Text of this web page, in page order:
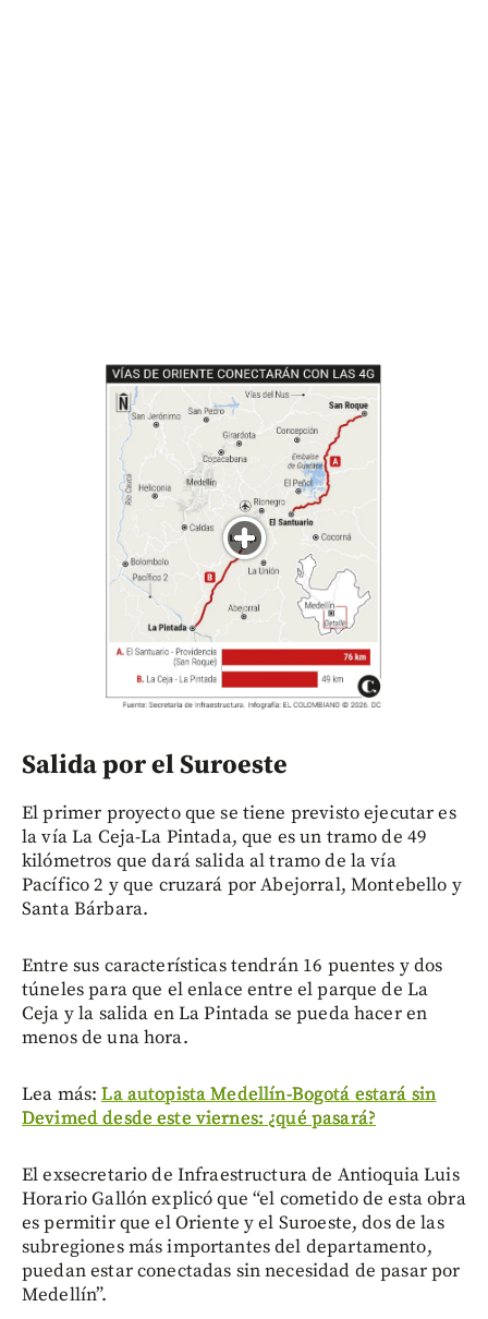
Salida por el Suroeste
El primer proyecto que se tiene previsto ejecutar es
la vía La Ceja-La Pintada, que es un tramo de 49
kilómetros que dará salida al tramo de la vía
Pacífico 2 y que cruzará por Abejorral, Montebello y
Santa Bárbara.
Entre sus características tendrán 16 puentes y dos
túneles para que el enlace entre el parque de La
Ceja y la salida en La Pintada se pueda hacer en
menos de una hora.
Lea más:La autopista Medellín-Bogotá estará sin
Devimed desde este viernes: ¿qué pasará?
El exsecretario de Infraestructura de Antioquia Luis
Horario Gallón explicó que “el cometido de esta obra
es permitir que el Oriente y el Suroeste, dos de las
subregiones más importantes del departamento,
puedan estar conectadas sin necesidad de pasar por
Medellín”.